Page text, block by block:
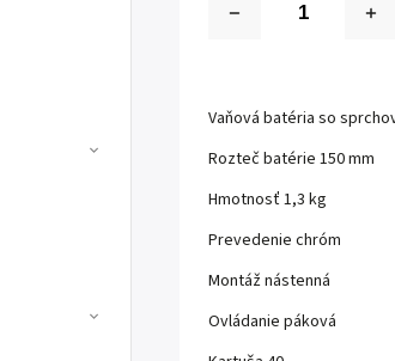
Vaňová batéria so
Rozteč batérie 150 mm
Hmotnosť 1,3 kg
Prevedenie chróm
Montáž nástenná
Ovládanie páková